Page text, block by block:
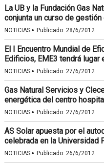
La UB y la Fundación Gas
conjunta un curso de gestión
NOTICIAS · Publicado: 28/6/2012
El I Encuentro Mundial de
Edificios, EME3 tendrá lugar
NOTICIAS · Publicado: 27/6/2012
Gas Natural Servicios y
energética del centro
NOTICIAS · Publicado: 27/6/2012
AS Solar apuesta por el
celebrada en la Universidad
NOTICIAS · Publicado: 26/6/2012